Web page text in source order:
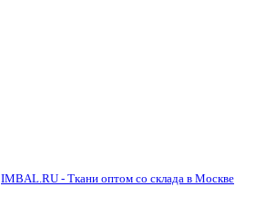
IMBAL.RU - Ткани оптом со склада в Москве